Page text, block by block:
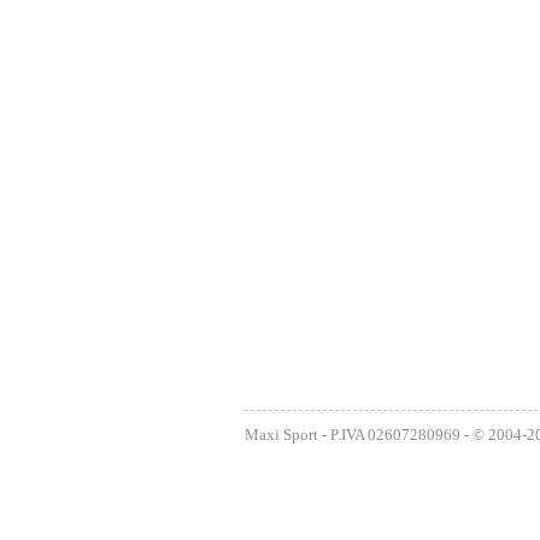
Maxi Sport - P.IVA 02607280969 - © 2004-